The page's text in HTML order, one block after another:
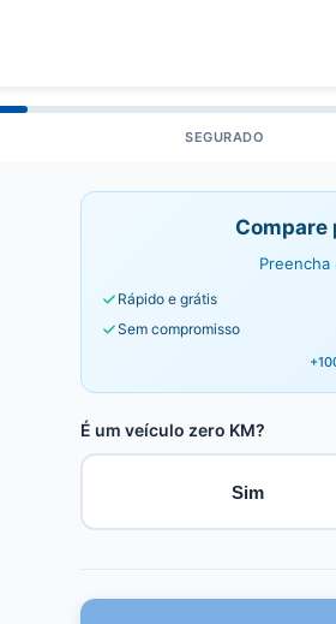
SEGURADO
Compare
Preencha
Rápido e grátis
Sem compromisso
É um veículo zero KM?
Sim